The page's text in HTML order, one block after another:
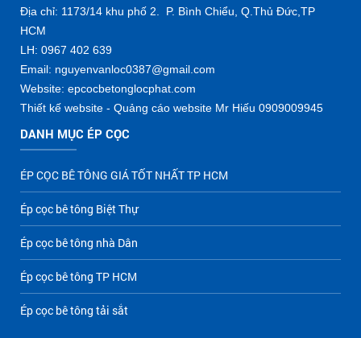
Địa chỉ: 1173/14 khu phố 2. P. Bình Chiểu, Q.Thủ Đức,TP
HCM
LH: 0967 402 639
Email: nguyenvanloc0387@gmail.com
Website: epcocbetonglocphat.com
Thiết kế website - Quảng cáo website Mr Hiếu 0909009945
DANH MỤC ÉP CỌC
ÉP CỌC BÊ TÔNG GIÁ TỐT NHẤT TP HCM
Ép cọc bê tông Biệt Thự
Ép cọc bê tông nhà Dân
Ép cọc bê tông TP HCM
Ép cọc bê tông tải sắt